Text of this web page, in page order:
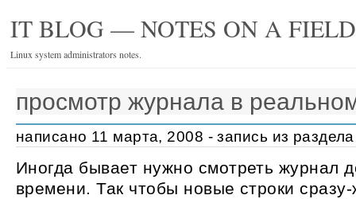
IT BLOG — NOTES ON A
Linux system administrators notes.
просмотр журнала в
написано 11 марта, 2008 - запись из
Иногда бывает нужно смотреть журнал
времени. Так чтобы новые строки